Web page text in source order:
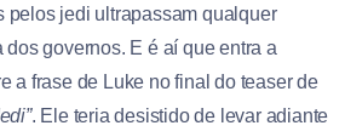
pelos jedi ultrapassam qualquer
governos. E é aí que entra a
a frase de Luke no final do teaser de
. Ele teria desistido de levar adiante